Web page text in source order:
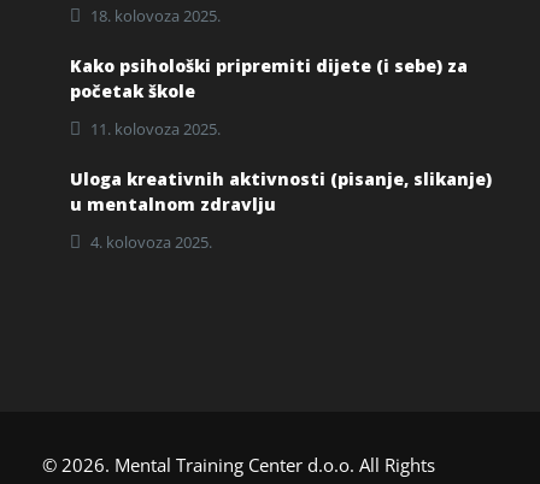
18. kolovoza 2025.
Kako psihološki pripremiti dijete (i sebe) za
početak škole
11. kolovoza 2025.
Uloga kreativnih aktivnosti (pisanje, slikanje)
u mentalnom zdravlju
4. kolovoza 2025.
© 2026. Mental Training Center d.o.o. All Rights